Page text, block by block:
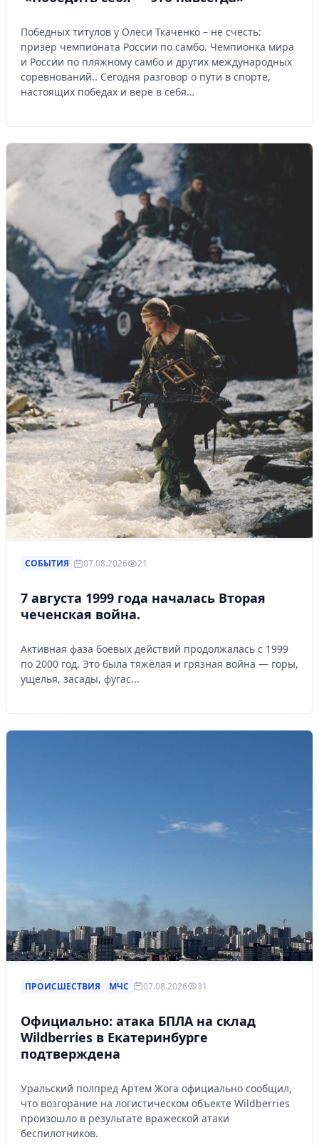
Победных титулов у Олеси Ткаченко – не счесть:
призёр чемпионата России по самбо. Чемпионка мира
и России по пляжному самбо и других международных
соревнований.. Сегодня разговор о пути в спорте,
настоящих победах и вере в себя…
СОБЫТИЯ 07.08.2026 21
7 августа 1999 года началась Вторая
чеченская война.
Активная фаза боевых действий продолжалась с 1999
по 2000 год. Это была тяжёлая и грязная война — горы,
ущелья, засады, фугас...
ПРОИСШЕСТВИЯ МЧС 07.08.2026 31
Официально: атака БПЛА на склад
Wildberries в Екатеринбурге
подтверждена
Уральский полпред Артем Жога официально сообщил,
что возгорание на логистическом объекте Wildberries
произошло в результате вражеской атаки
беспилотников.